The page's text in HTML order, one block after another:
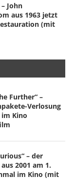
John
aus 1963 jetzt
(mit
Further“ –
Verlosung
Kino
– der
2001 am 1.
im Kino (mit